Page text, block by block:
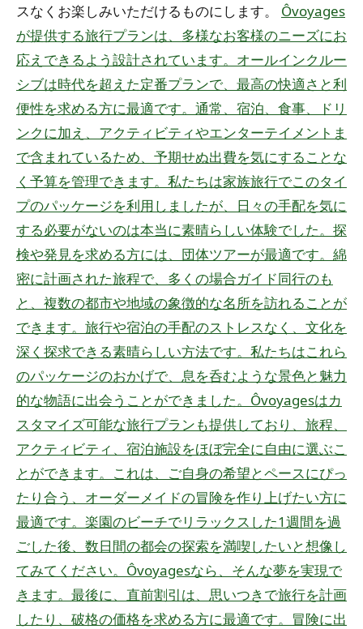
スなくお楽しみいただけるものにします。 Ôvoyages
が提供する旅行プランは、多様なお客様のニーズにお
応えできるよう設計されています。オールインクルー
シブは時代を超えた定番プランで、最高の快適さと利
便性を求める方に最適です。通常、宿泊、食事、ドリ
ンクに加え、アクティビティやエンターテイメントま
で含まれているため、予期せぬ出費を気にすることな
く予算を管理できます。私たちは家族旅行でこのタイ
プのパッケージを利用しましたが、日々の手配を気に
する必要がないのは本当に素晴らしい体験でした。探
検や発見を求める方には、団体ツアーが最適です。綿
密に計画された旅程で、多くの場合ガイド同行のも
と、複数の都市や地域の象徴的な名所を訪れることが
できます。旅行や宿泊の手配のストレスなく、文化を
深く探求できる素晴らしい方法です。私たちはこれら
のパッケージのおかげで、息を呑むような景色と魅力
的な物語に出会うことができました。Ôvoyagesはカ
スタマイズ可能な旅行プランも提供しており、旅程、
アクティビティ、宿泊施設をほぼ完全に自由に選ぶこ
とができます。これは、ご自身の希望とペースにぴっ
たり合う、オーダーメイドの冒険を作り上げたい方に
最適です。楽園のビーチでリラックスした1週間を過
ごした後、数日間の都会の探索を満喫したいと想像し
てみてください。Ôvoyagesなら、そんな夢を実現で
きます。最後に、直前割引は、思いつきで旅行を計画
したり、破格の価格を求める方に最適です。冒険に出